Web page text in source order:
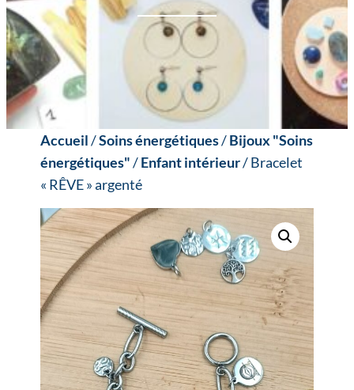
Accueil/Soins énergétiques/Bijoux "Soins
énergétiques"/Enfant intérieur/ Bracelet
« RÊVE » argenté